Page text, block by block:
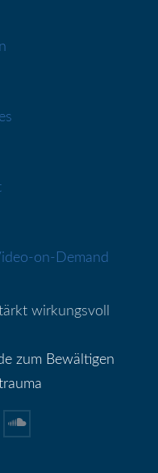
on-Demand
wirkungsvoll
zum Bewältigen